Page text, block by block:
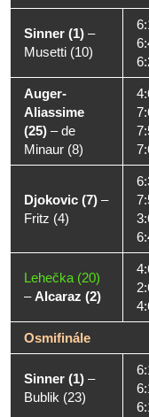
Sinner (1) –
Musetti (10)
Auger-
Aliassime
(25) –de
Minaur (8)
Djokovic (7) –
Fritz (4)
Lehečka (20)
–Alcaraz (2)
Osmifinále
Sinner (1) –
Bublik (23)